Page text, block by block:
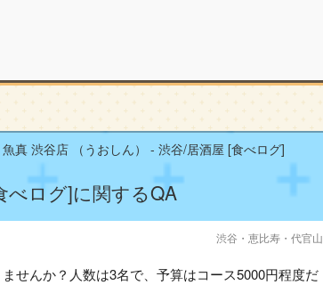
魚真 渋谷店 （うおしん） - 渋谷/居酒屋 [食べログ]
べログ]に関するQA
渋谷・恵比寿・代官山
せんか？人数は3名で、予算はコース5000円程度だ